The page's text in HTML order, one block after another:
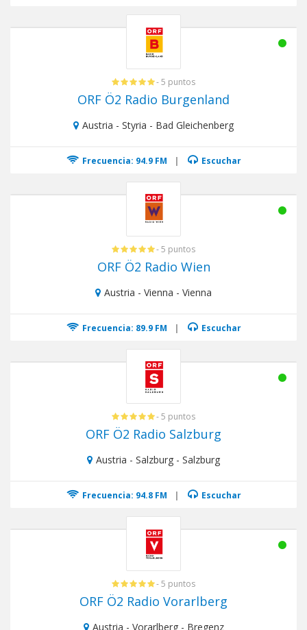
- 5 puntos
ORF Ö2 Radio Burgenland
Austria - Styria - Bad Gleichenberg
Frecuencia: 94.9 FM | Escuchar
- 5 puntos
ORF Ö2 Radio Wien
Austria - Vienna - Vienna
Frecuencia: 89.9 FM | Escuchar
- 5 puntos
ORF Ö2 Radio Salzburg
Austria - Salzburg - Salzburg
Frecuencia: 94.8 FM | Escuchar
- 5 puntos
ORF Ö2 Radio Vorarlberg
Austria - Vorarlberg - Bregenz